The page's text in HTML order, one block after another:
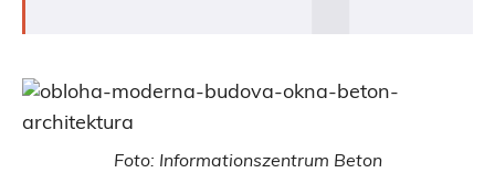
Foto: Informationszentrum Beton